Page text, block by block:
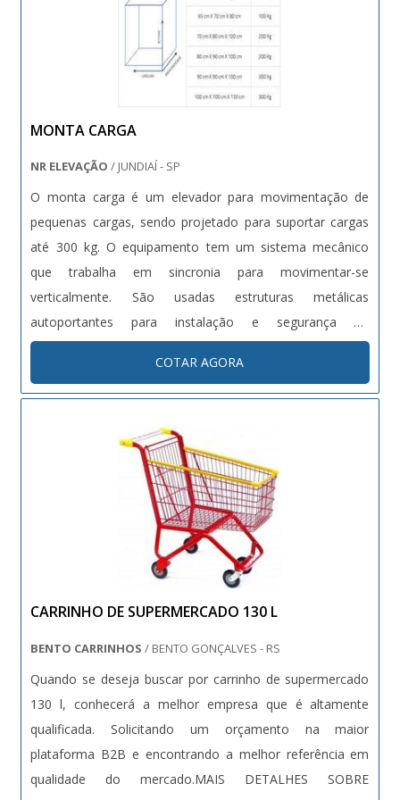
empresa conta com um time de profissionais qualificados
para o serviço, além de investir em equipamentos
modernos, que se ajustam a sua necessidade. A Bento
o sucesso dos clientes de ponta a ponta..
MONTA CARGA
NR ELEVAÇÃO / JUNDIAÍ - SP
O monta carga é um elevador para movimentação de
pequenas cargas, sendo projetado para suportar cargas
até 300 kg. O equipamento tem um sistema mecânico
que trabalha em sincronia para movimentar-se
verticalmente. São usadas estruturas metálicas
autoportantes para instalação e segurança do
funcionamento do elevador. O aparelho pode ser
construído com fusos de rosca trapezoidal, com guincho
ou cremalheira. O revestimento interno poderá ser usado
COTAR AGORA
CARRINHO DE SUPERMERCADO 130 L
BENTO CARRINHOS / BENTO GONÇALVES - RS
Quando se deseja buscar por carrinho de supermercado
130 l, conhecerá a melhor empresa que é altamente
qualificada. Solicitando um orçamento na maior
plataforma B2B e encontrando a melhor referência em
qualidade do mercado.MAIS DETALHES SOBRE